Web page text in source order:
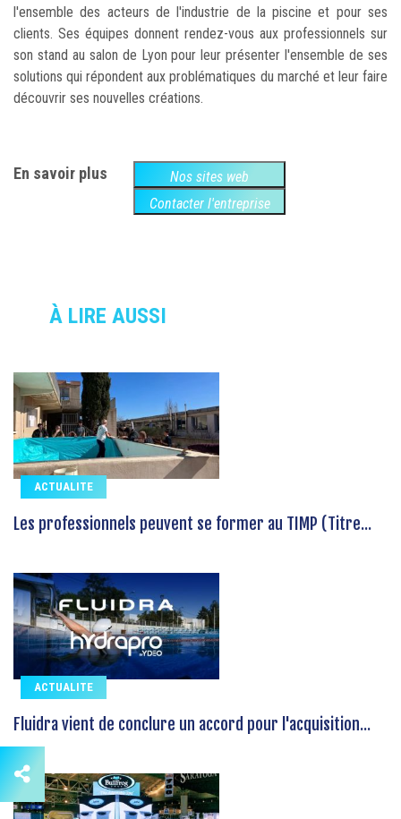
l'ensemble des acteurs de l'industrie de la piscine et pour ses
clients. Ses équipes donnent rendez-vous aux professionnels sur
son stand au salon de Lyon pour leur présenter l'ensemble de ses
solutions qui répondent aux problématiques du marché et leur faire
découvrir ses nouvelles créations.
En savoir plus
Nos sites web
Contacter l'entreprise
À LIRE AUSSI
ACTUALITE
Les professionnels peuvent se former au TIMP (Titre...
ACTUALITE
Fluidra vient de conclure un accord pour l'acquisition...